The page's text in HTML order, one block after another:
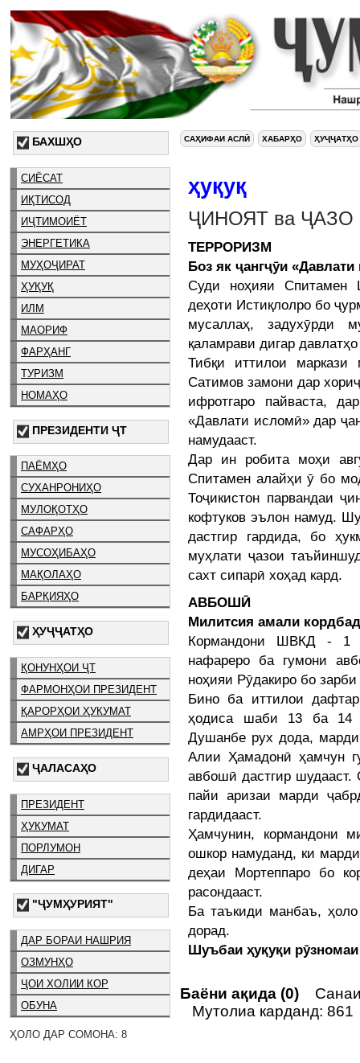
БАХШҲО
СИЁСАТ
ИҚТИСОД
ИҶТИМОИЁТ
ЭНЕРГЕТИКА
МУҲОҶИРАТ
ҲУҚУҚ
ИЛМ
МАОРИФ
ФАРҲАНГ
ТУРИЗМ
НОМАҲО
ПРЕЗИДЕНТИ ҶТ
ПАЁМҲО
СУХАНРОНИҲО
МУЛОҚОТҲО
САФАРҲО
МУСОҲИБАҲО
МАҚОЛАҲО
БАРҚИЯҲО
ҲУҶҶАТҲО
ҚОНУНҲОИ ҶТ
ФАРМОНҲОИ ПРЕЗИДЕНТ
ҚАРОРҲОИ ҲУКУМАТ
АМРҲОИ ПРЕЗИДЕНТ
ҶАЛАСАҲО
ПРЕЗИДЕНТ
ҲУКУМАТ
ПОРЛУМОН
ДИГАР
"ҶУМҲУРИЯТ"
ДАР БОРАИ НАШРИЯ
ОЗМУНҲО
ҶОИ ХОЛИИ КОР
ОБУНА
ҲОЛО ДАР СОМОНА: 8
САҲИФАИ АСЛӢ ХАБАРҲО ҲУҶҶАТҲО
ҳуқуқ
ҶИНОЯТ ва ҶАЗО
ТЕРРОРИЗМ
Боз як ҷангҷӯи
Суди ноҳияи Спитамен
деҳоти Истиқлолро бо
мусаллаҳ, задухӯрди
қаламрави дигар
Тибқи иттилои маркази
Сатимов замони дар
ифротгаро пайваста,
«Давлати исломӣ» дар
намудааст.
Дар ин робита моҳи
Спитамен алайҳи ӯ бо
Тоҷикистон парвандаи
кофтуков эълон намуд.
дастгир гардида, бо
муҳлати ҷазои
сахт сипарӣ хоҳад кард.
АВБОШӢ
Милитсия амали
Кормандони ШВКД - 1
нафареро ба гумони
ноҳияи Рӯдакиро бо
Бино ба иттилои
ҳодиса шаби 13 ба 14
Душанбе рух дода,
Алии Ҳамадонӣ ҳамчун
авбошӣ дастгир
пайи аризаи марди
гардидааст.
Ҳамчунин, кормандони
ошкор намуданд, ки
деҳаи Мортеппаро бо
расондааст.
Ба таъкиди манбаъ,
дорад.
Шуъбаи ҳуқуқи
Баёни ақида (0)
Мутолиа карданд: 861